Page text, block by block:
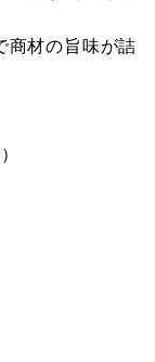
商材の旨味が詰